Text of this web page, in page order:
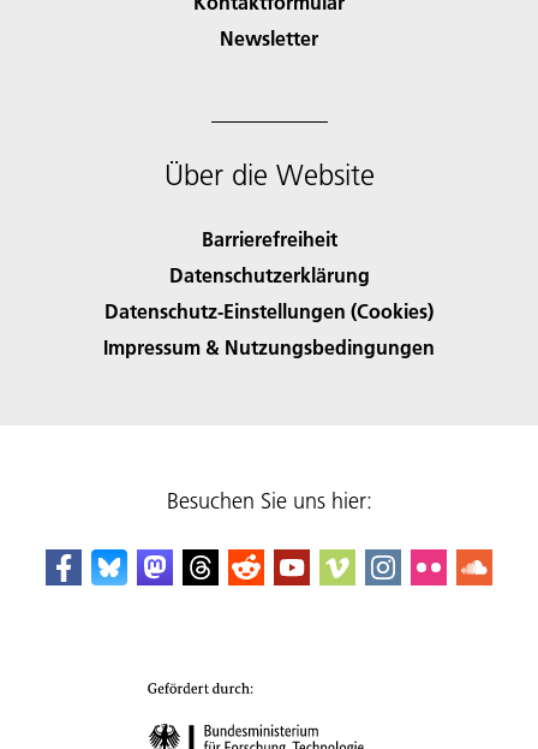
Newsletter
Über die Website
Barrierefreiheit
Datenschutzerklärung
Datenschutz-Einstellungen (Cookies)
Impressum & Nutzungsbedingungen
Besuchen Sie uns hier: